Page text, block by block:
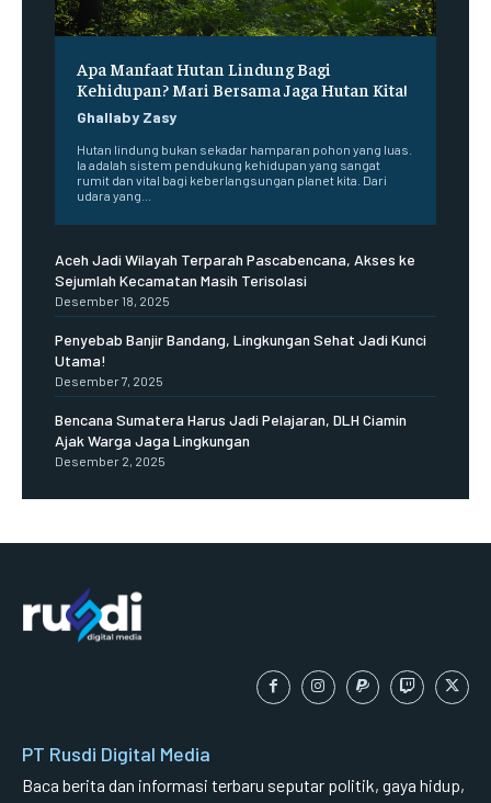
Apa Manfaat Hutan Lindung Bagi
Kehidupan? Mari Bersama Jaga Hutan Kita!
Ghallaby Zasy
Hutan lindung bukan sekadar hamparan pohon yang luas.
Ia adalah sistem pendukung kehidupan yang sangat
rumit dan vital bagi keberlangsungan planet kita. Dari
udara yang...
Aceh Jadi Wilayah Terparah Pascabencana, Akses ke
Sejumlah Kecamatan Masih Terisolasi
Desember 18, 2025
Penyebab Banjir Bandang, Lingkungan Sehat Jadi Kunci
Utama!
Desember 7, 2025
Bencana Sumatera Harus Jadi Pelajaran, DLH Ciamin
Ajak Warga Jaga Lingkungan
Desember 2, 2025
PT Rusdi Digital Media
Baca berita dan informasi terbaru seputar politik, gaya hidup,